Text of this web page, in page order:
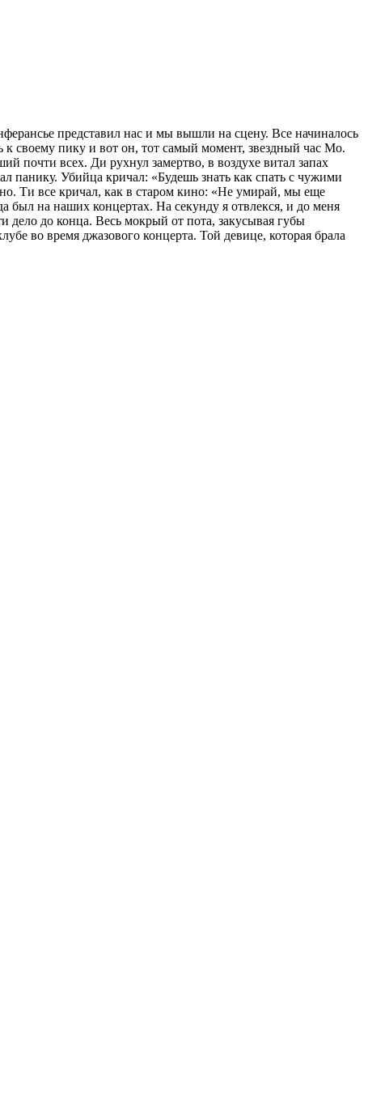
представил нас и мы вышли на сцену. Все начиналось
своему пику и вот он, тот самый момент, звездный час Мо.
почти всех. Ди рухнул замертво, в воздухе витал запах
панику. Убийца кричал: «Будешь знать как спать с чужими
Ти все кричал, как в старом кино: «Не умирай, мы еще
был на наших концертах. На секунду я отвлекся, и до меня
до конца. Весь мокрый от пота, закусывая губы
во время джазового концерта. Той девице, которая брала